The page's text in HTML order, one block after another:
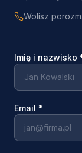
Wolisz
Imię i nazwisko
Email *